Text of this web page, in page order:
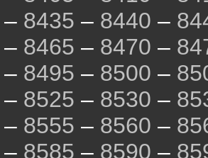
– 8435 – 8440 –
– 8465 – 8470 –
– 8495 – 8500 –
– 8525 – 8530 –
– 8555 – 8560 –
– 8585 – 8590 –